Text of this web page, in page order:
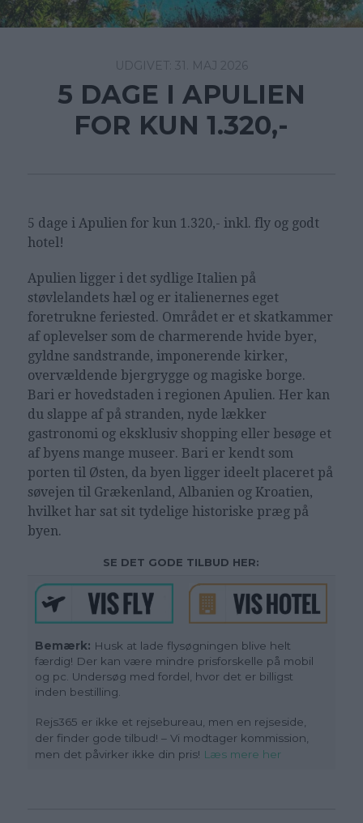
31. MAJ 2026
5 DAGE I APULIEN
FOR KUN 1.320,-
5 dage i Apulien for kun 1.320,- inkl. fly og godt
hotel!
Apulien ligger i det sydlige Italien på
støvlelandets hæl og er italienernes eget
foretrukne feriested. Området er et skatkammer
af oplevelser som de charmerende hvide byer,
gyldne sandstrande, imponerende kirker,
overvældende bjergrygge og magiske borge.
Bari er hovedstaden i regionen Apulien. Her kan
du slappe af på stranden, nyde lækker
gastronomi og eksklusiv shopping eller besøge et
af byens mange museer. Bari er kendt som
porten til Østen, da byen ligger ideelt placeret på
søvejen til Grækenland, Albanien og Kroatien,
hvilket har sat sit tydelige historiske præg på
byen.
SE DET GODE TILBUD HER:
Bemærk: Husk at lade flysøgningen blive helt
færdig! Der kan være mindre prisforskelle på mobil
og pc. Undersøg med fordel, hvor det er billigst
inden bestilling.
Rejs365 er ikke et rejsebureau, men en rejseside,
der finder gode tilbud! – Vi modtager kommission,
men det påvirker ikke din pris! Læs mere her